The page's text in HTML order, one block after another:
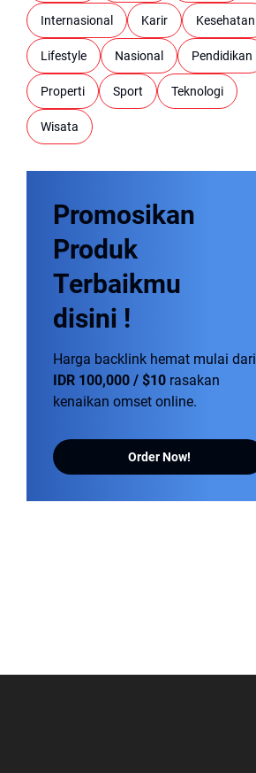
Internasional Karir Kesehatan
Lifestyle Nasional Pendidikan
Properti Sport Teknologi
Wisata
Promosikan
Produk
Terbaikmu
disini !
Harga backlink hemat mulai dari
IDR 100,000 / $10 rasakan
kenaikan omset online.
Order Now!